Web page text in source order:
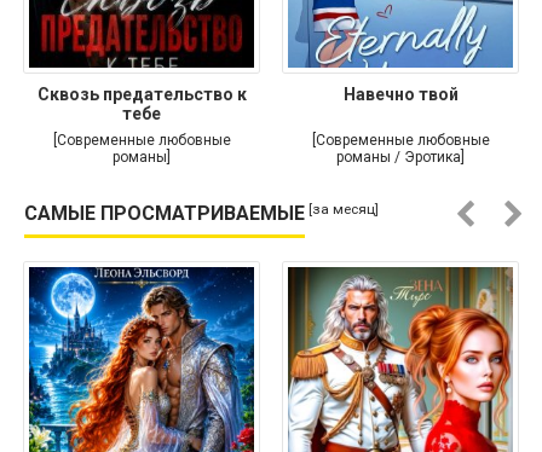
Сквозь предательство к
тебе
[Современные любовные
романы]
Навечно твой
[Современные любовные
романы / Эротика]
САМЫЕ ПРОСМАТРИВАЕМЫЕ [за месяц]